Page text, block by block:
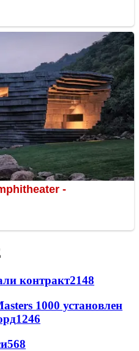
контракт2148
1000 установлен
1246
568